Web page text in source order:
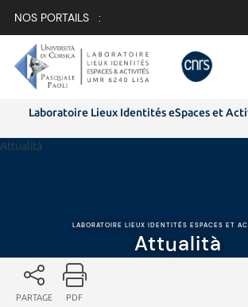
NOS PORTAILS :
Laboratoire Lieux Identités eSpaces et
Attualità
LABORATOIRE LIEUX IDENTITÉS ESPACES ET
Attualità
PARTAGE PDF